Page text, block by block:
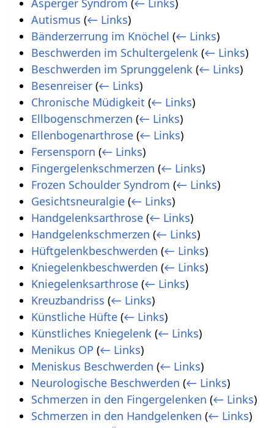
Asperger Syndrom (← Links)
Autismus (← Links)
Bänderzerrung im Knöchel (← Links)
Beschwerden im Schultergelenk (← Links)
Beschwerden im Sprunggelenk (← Links)
Besenreiser (← Links)
Chronische Müdigkeit (← Links)
Ellbogenschmerzen (← Links)
Ellenbogenarthrose (← Links)
Fersensporn (← Links)
Fingergelenkschmerzen (← Links)
Frozen Schoulder Syndrom (← Links)
Gesichtsneuralgie (← Links)
Handgelenksarthrose (← Links)
Handgelenkschmerzen (← Links)
Hüftgelenkbeschwerden (← Links)
Kniegelenkbeschwerden (← Links)
Kniegelenksarthrose (← Links)
Kreuzbandriss (← Links)
Künstliche Hüfte (← Links)
Künstliches Kniegelenk (← Links)
Menikus OP (← Links)
Meniskus Beschwerden (← Links)
Neurologische Beschwerden (← Links)
Schmerzen in den Fingergelenken (← Links)
Schmerzen in den Handgelenken (← Links)